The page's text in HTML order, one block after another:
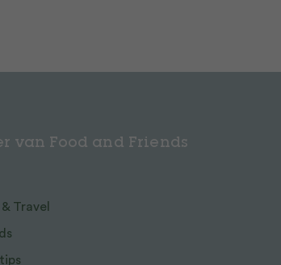
van Food and Friends
Travel